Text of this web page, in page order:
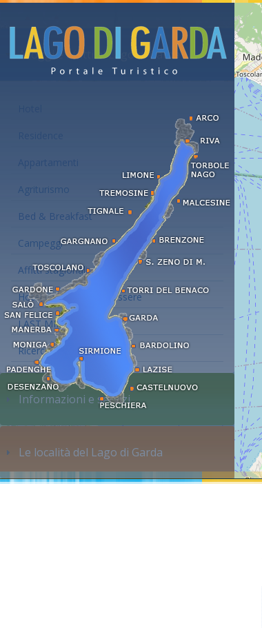
Alloggi e affitti al Lago di Garda
Appartamenti
Agriturismo
Bed & Breakfast
Campeggi
Affitti stagionali
Hotel con centro benessere
LAST MINUTE
Ricerca alloggi...
Informazioni e servizi
Le località del Lago di Garda